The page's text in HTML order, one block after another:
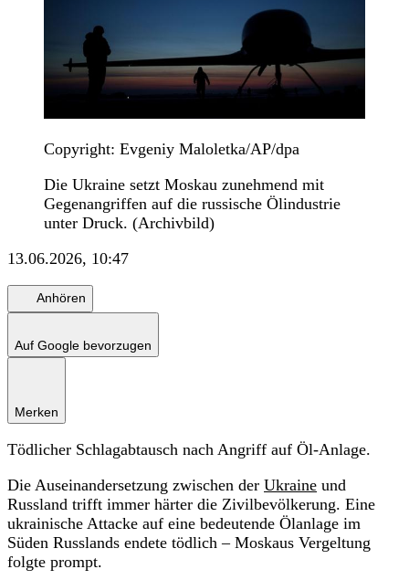
Copyright: Evgeniy Maloletka/AP/dpa
Die Ukraine setzt Moskau zunehmend mit
Gegenangriffen auf die russische Ölindustrie
unter Druck. (Archivbild)
13.06.2026, 10:47
Anhören
Auf Google bevorzugen
Merken
Tödlicher Schlagabtausch nach Angriff auf Öl-Anlage.
Die Auseinandersetzung zwischen der Ukraine und
Russland trifft immer härter die Zivilbevölkerung. Eine
ukrainische Attacke auf eine bedeutende Ölanlage im
Süden Russlands endete tödlich – Moskaus Vergeltung
folgte prompt.